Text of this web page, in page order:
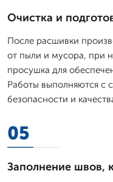
Очистка и
После расшивки
от пыли и мусора, при
просушка для
Работы выполняются с
безопасности и
05
Заполнение швов,